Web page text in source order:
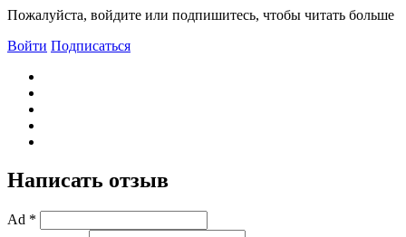
Пожалуйста, войдите или подпишитесь, чтобы читать больше
Войти Подписаться
Написать отзыв
Ad *